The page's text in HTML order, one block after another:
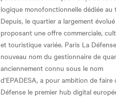
logique monofonctionnelle dédiée au
Depuis, le quartier a largement
proposant une offre commerciale,
et touristique variée. Paris La
nouveau nom du gestionnaire de
anciennement connu sous le nom
d’EPADESA, a pour ambition de faire
Défense le premier hub digital